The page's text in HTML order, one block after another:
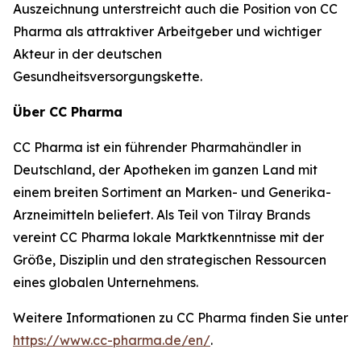
Auszeichnung unterstreicht auch die Position von CC
Pharma als attraktiver Arbeitgeber und wichtiger
Akteur in der deutschen
Gesundheitsversorgungskette.
Über CC Pharma
CC Pharma ist ein führender Pharmahändler in
Deutschland, der Apotheken im ganzen Land mit
einem breiten Sortiment an Marken- und Generika-
Arzneimitteln beliefert. Als Teil von Tilray Brands
vereint CC Pharma lokale Marktkenntnisse mit der
Größe, Disziplin und den strategischen Ressourcen
eines globalen Unternehmens.
Weitere Informationen zu CC Pharma finden Sie unter
https://www.cc-pharma.de/en/.